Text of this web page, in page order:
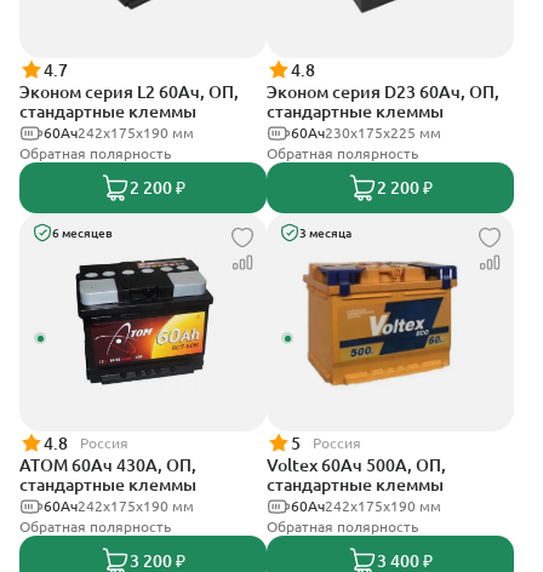
4.7
Эконом серия L2 60Ач, ОП,
стандартные клеммы
242х175х190 мм
60Ач
Обратная полярность
2 200 ₽
4.8
Эконом серия D23 60Ач, ОП,
стандартные клеммы
230x175x225 мм
60Ач
Обратная полярность
2 200 ₽
6 месяцев
4.8 Россия
АТОМ 60Ач 430А, ОП,
стандартные клеммы
242х175х190 мм
60Ач
Обратная полярность
3 200 ₽
3 месяца
5 Россия
Voltex 60Ач 500А, ОП,
стандартные клеммы
242х175х190 мм
60Ач
Обратная полярность
3 400 ₽